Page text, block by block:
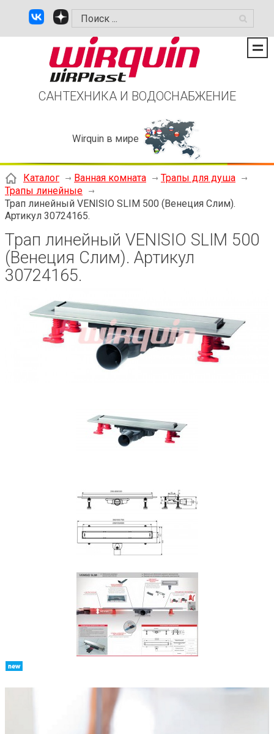
САНТЕХНИКА И ВОДОСНАБЖЕНИЕ
Wirquin в мире
Каталог Ванная комната
Трапы для душа
Трапы линейные
Трап линейный VENISIO SLIM 500 (Венеция Слим).
Артикул 30724165.
Трап линейный VENISIO SLIM 500
(Венеция Слим). Артикул
30724165.